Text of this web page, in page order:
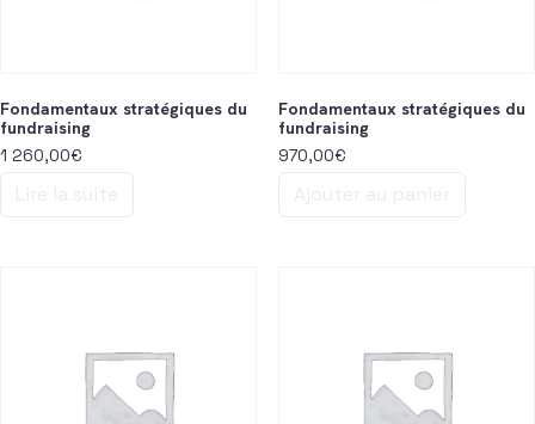
Fondamentaux stratégiques du
fundraising
1 260,00€
Fondamentaux stratégiques du
fundraising
970,00€